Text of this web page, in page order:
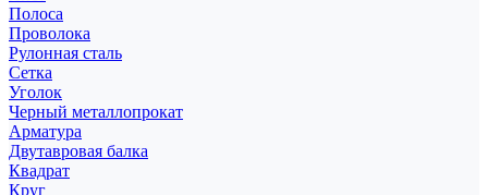
Полоса
Проволока
Рулонная сталь
Сетка
Уголок
Черный металлопрокат
Арматура
Двутавровая балка
Квадрат
Круг